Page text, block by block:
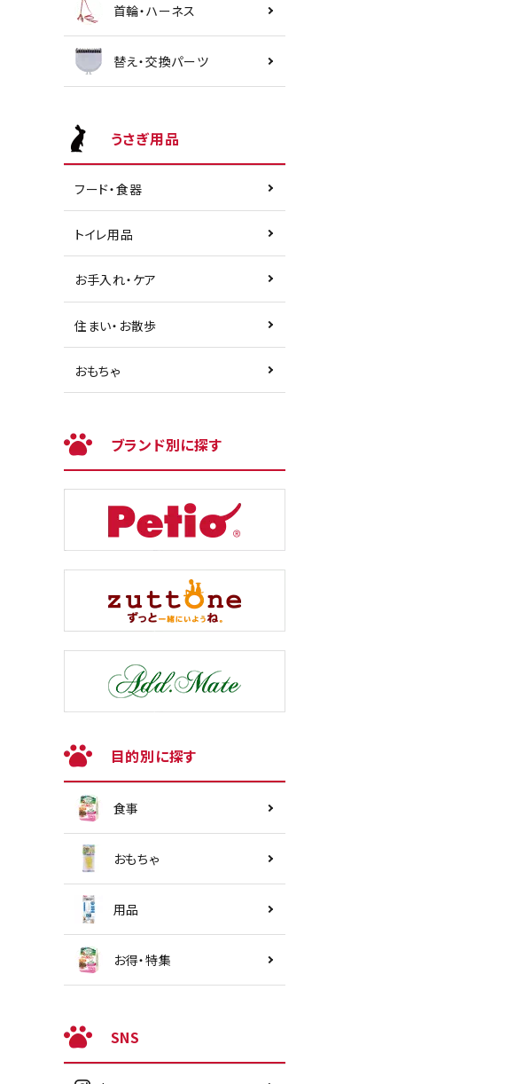
首輪・ハーネス
替え・交換パーツ
うさぎ用品
フード・食器
トイレ用品
お手入れ・ケア
住まい・お散歩
おもちゃ
ブランド別に探す
目的別に探す
食事
おもちゃ
用品
お得・特集
SNS